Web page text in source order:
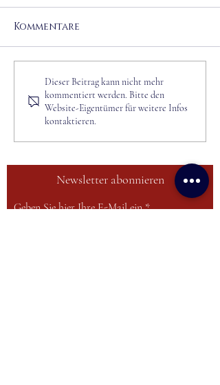
10/24 Beginn des
dritten
Studienjahres
Kommentare
Dieser Beitrag kann nicht mehr
kommentiert werden. Bitte den
Website-Eigentümer für weitere Infos
kontaktieren.
Newsletter abonnieren
Geben Sie hier Ihre E-Mail ein